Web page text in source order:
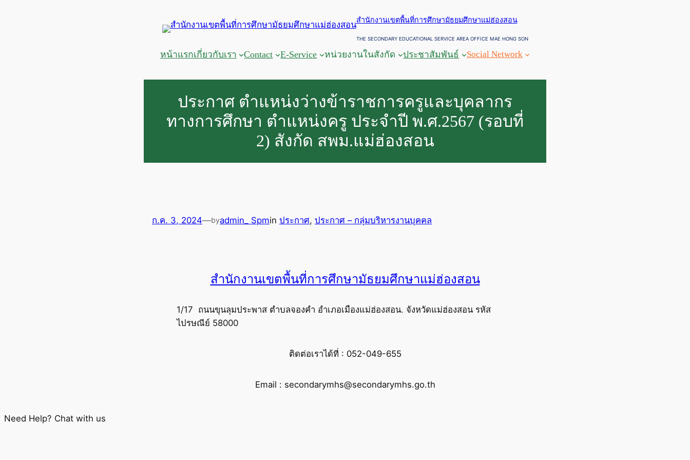
สำนักงานเขตพื้นที่การศึกษามัธยมศึกษาแม่ฮ่องสอน
THE SECONDARY EDUCATIONAL SERVICE AREA OFFICE MAE HONG SON
หน้าแรกเกี่ยวกับเรา Contact E-Service หน่วยงานในสังกัด ประชาสัมพันธ์ Social Network
ประกาศ ตำแหน่งว่างข้าราชการครูและบุคลากร
ทางการศึกษา ตำแหน่งครู ประจำปี พ.ศ.2567 (รอบที่
2) สังกัด สพม.แม่ฮ่องสอน
ก.ค. 3, 2024—byadmin_ Spmin ประกาศ, ประกาศ – กลุ่มบริหารงานบุคคล
สำนักงานเขตพื้นที่การศึกษามัธยมศึกษาแม่ฮ่องสอน
1/17 ถนนขุนลุมประพาส ตำบลจองคำ อำเภอเมืองแม่ฮ่องสอน. จังหวัดแม่ฮ่องสอน รหัส
ไปรษณีย์ 58000
ติดต่อเราได้ที่ : 052-049-655
Email : secondarymhs@secondarymhs.go.th
Need Help? Chat with us